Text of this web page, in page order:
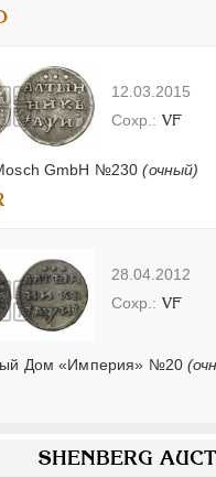
12.03.2015
GmbH №230(очный)
VF
28.04.2012
Дом «Империя» №20
VF
SHENBERG